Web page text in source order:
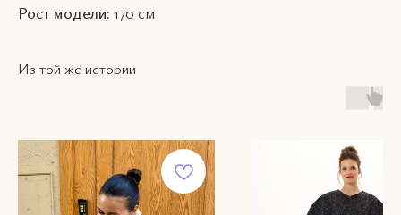
Рост модели: 170 см
Из той же истории
ПОКУПАТЕЛЯМ
WHATSAPP
конфиденциальности